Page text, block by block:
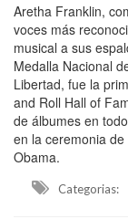
Aretha Franklin,
voces más
musical a sus
Medalla Nacional
Libertad, fue la
and Roll Hall of
de álbumes en
en la ceremonia
Obama.
Categorias: